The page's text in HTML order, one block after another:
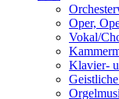
Oper,
Vokal/
Klavier-